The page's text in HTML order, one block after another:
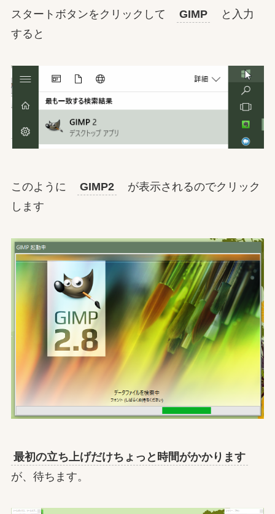
スタートボタンをクリックして GIMP
と入力
すると
このように GIMP2
が表示されるのでクリック
します
最初の立ち上げだけちょっと時間がかかります
が、待ちます。